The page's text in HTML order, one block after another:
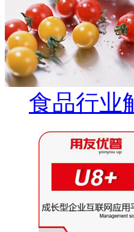
食品行业